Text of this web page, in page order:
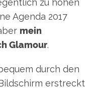
zu hohen
Agenda 2017
mein
Glamour.
durch den
erstreckt